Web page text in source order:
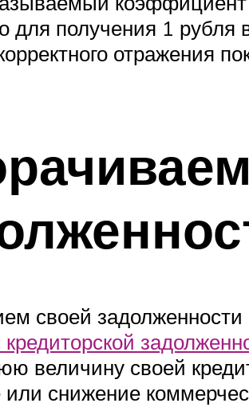
для получения 1
отражения
своей
величину своей
снижение